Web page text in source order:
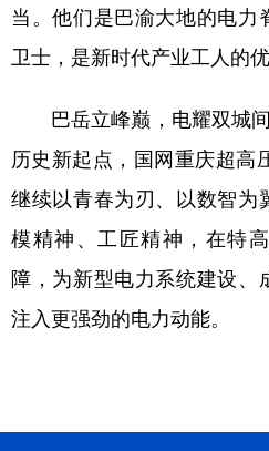
当。他们是巴渝大地的电力
卫士，是新时代产业工人的优
巴岳立峰巅，电耀双城间
历史新起点，国网重庆超高
继续以青春为刃、以数智为
模精神、工匠精神，在特
障，为新型电力系统建设、
注入更强劲的电力动能。